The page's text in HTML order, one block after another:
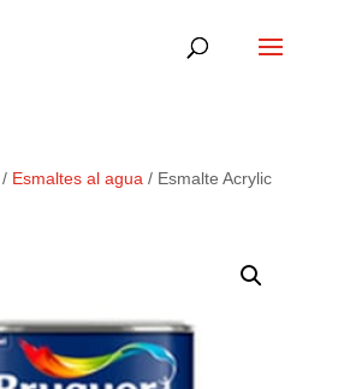
Esmaltes al agua / Esmalte Acrylic